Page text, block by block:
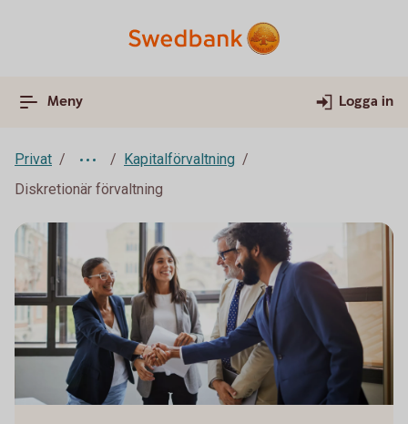
Meny Logga in
Privat
Kapitalförvaltning
Diskretionär förvaltning